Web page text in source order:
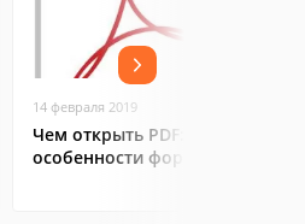
14 февраля 2019
Чем открыть PDF:
особенности формата